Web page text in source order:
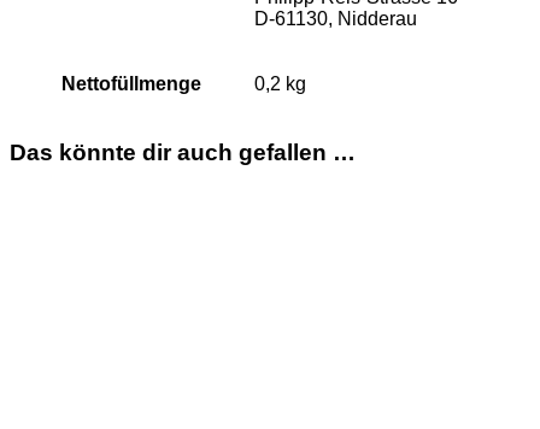
D-61130, Nidderau
Nettofüllmenge 0,2 kg
Das könnte dir auch gefallen …